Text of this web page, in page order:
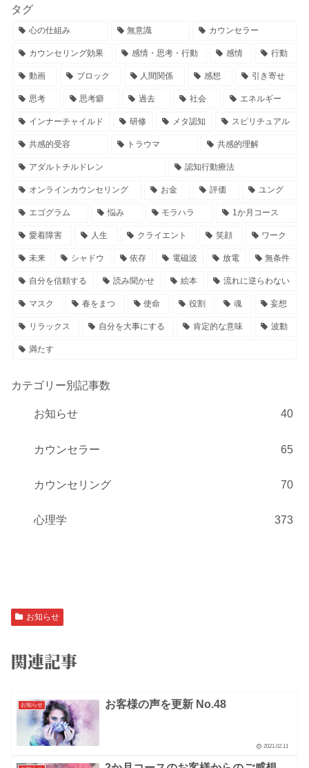
タグ
心の仕組み 無意識 カウンセラー
カウンセリング効果 感情・思考・行動 感情 行動
動画 ブロック 人間関係 感想 引き寄せ
思考 思考癖 過去 社会 エネルギー
インナーチャイルド 研修 メタ認知 スピリチュアル
共感的受容 トラウマ 共感的理解
アダルトチルドレン 認知行動療法
オンラインカウンセリング お金 評価 ユング
エゴグラム 悩み モラハラ 1か月コース
愛着障害 人生 クライエント 笑顔 ワーク
未来 シャドウ 依存 電磁波 放電 無条件
自分を信頼する 読み聞かせ 絵本 流れに逆らわない
マスク 春をまつ 使命 役割 魂 妄想
リラックス 自分を大事にする 肯定的な意味 波動
満たす
カテゴリー別記事数
お知らせ 40
カウンセラー 65
カウンセリング 70
心理学 373
お知らせ
関連記事
お知らせ お客様の声を更新 No.48
2021.02.11